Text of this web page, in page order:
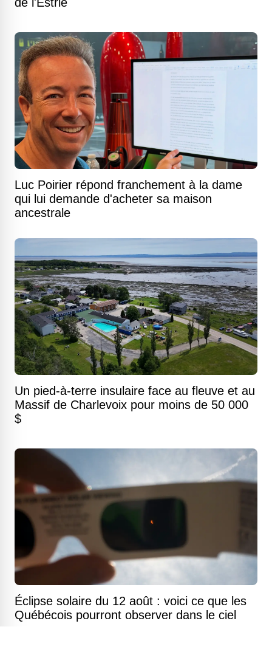
Luc Poirier répond franchement à la dame
qui lui demande d'acheter sa maison
ancestrale
Un pied-à-terre insulaire face au fleuve et au
Massif de Charlevoix pour moins de 50 000
$
Éclipse solaire du 12 août : voici ce que les
Québécois pourront observer dans le ciel